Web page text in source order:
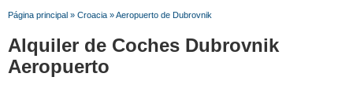
Página principal » Croacia »Aeropuerto de Dubrovnik
Alquiler de Coches Dubrovnik
Aeropuerto